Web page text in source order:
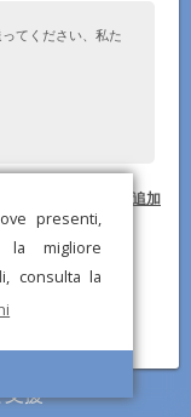
presenti,
la migliore
consulta la
てください、私た
ウェブサイトに追加
援